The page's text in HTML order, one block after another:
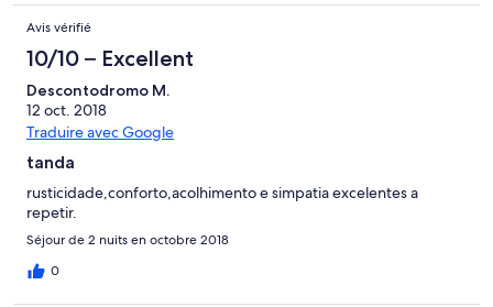
siguiente perdiendo el alquiler pero ganando en felicidad en
nuestras vacaciones. La primera vez que me encuentro en una
situación como esta.. Menos mal que rápidamente encontramos
otro alojamiento
Avis vérifié
10/10 – Excellent
Descontodromo M.
12 oct. 2018
Traduire avec Google
tanda
rusticidade,conforto,acolhimento e simpatia excelentes a
repetir.
Séjour de 2 nuits en octobre 2018
0